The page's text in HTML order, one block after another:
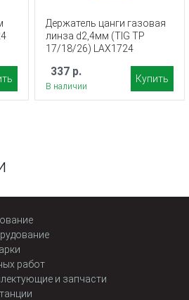
Держатель цанги газовая
линза d2,4мм (TIG TP
17/18/26) LAX1724
337 р.
В наличии
Купить
работ
и запчасти